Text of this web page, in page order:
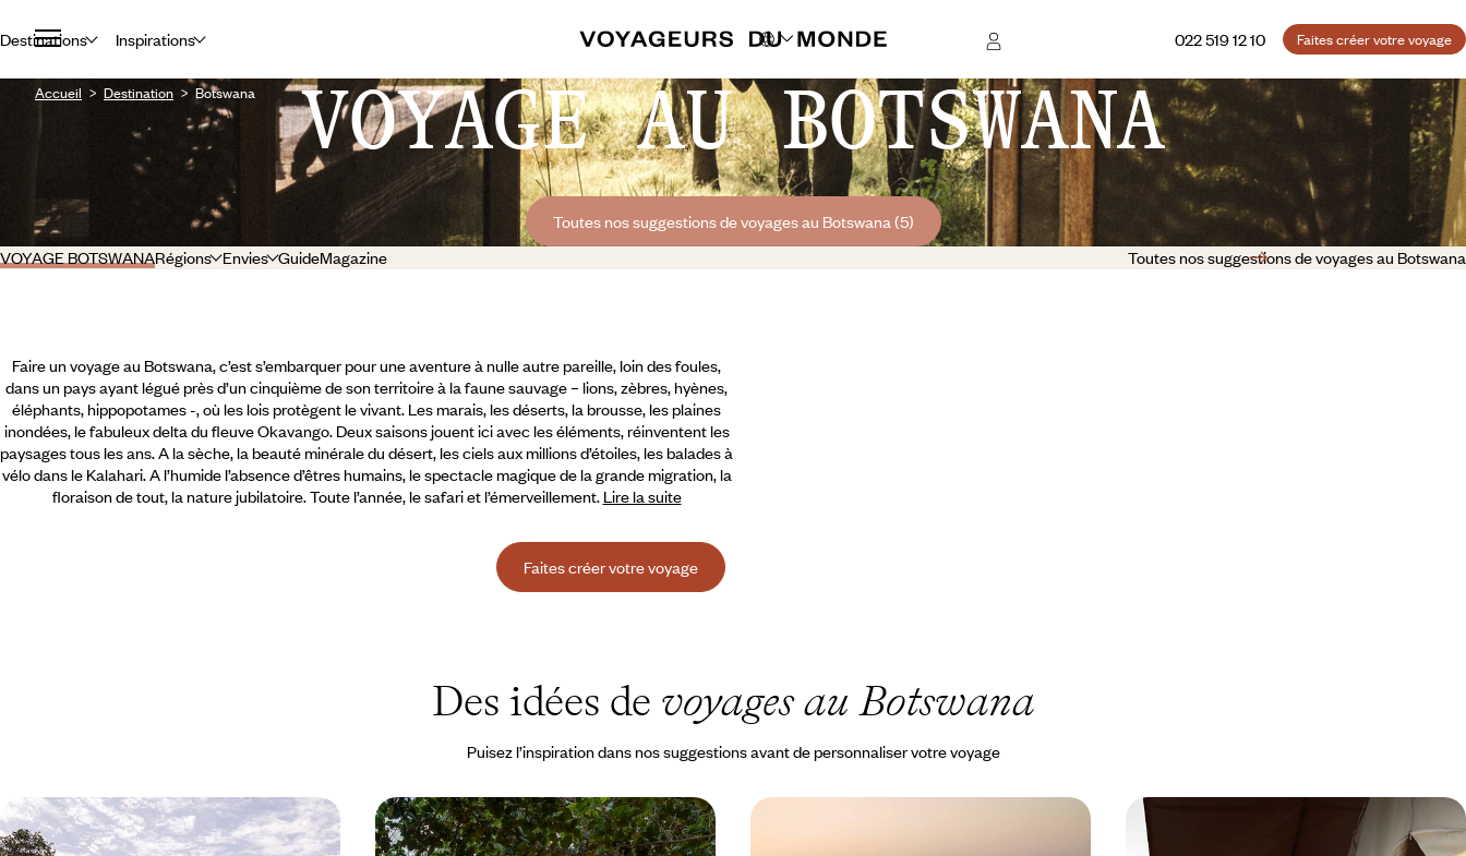
Destinations Inspirations 022 519 12 10 Faites créer votre voyage
Accueil Destination Botswana VOYAGE AU BOTSWANA
Toutes nos suggestions de voyages au Botswana (5)
VOYAGE BOTSWANARégions Envies GuideMagazine Toutes nos suggestions de voyages au Botswana
Faire un voyage au Botswana, c’est s’embarquer pour une aventure à nulle autre pareille, loin des foules,
dans un pays ayant légué près d’un cinquième de son territoire à la faune sauvage – lions, zèbres, hyènes,
éléphants, hippopotames -, où les lois protègent le vivant. Les marais, les déserts, la brousse, les plaines
inondées, le fabuleux delta du fleuve Okavango. Deux saisons jouent ici avec les éléments, réinventent les
paysages tous les ans. A la sèche, la beauté minérale du désert, les ciels aux millions d’étoiles, les balades à
vélo dans le Kalahari. A l’humide l’absence d’êtres humains,le spectacle magique de la grande migration, la
floraison de tout, la nature jubilatoire. Toute l’année, le safari et l’émerveillement. Lire la suite
Faites créer votre voyage
Des idées de voyages au Botswana
Puisez l’inspiration dans nos suggestions avant de personnaliser votre voyage
Noces africaines - Namib, Victoria
Du désert au delta - À la saison
Vic Falls, Makgadikgadi, Okavango